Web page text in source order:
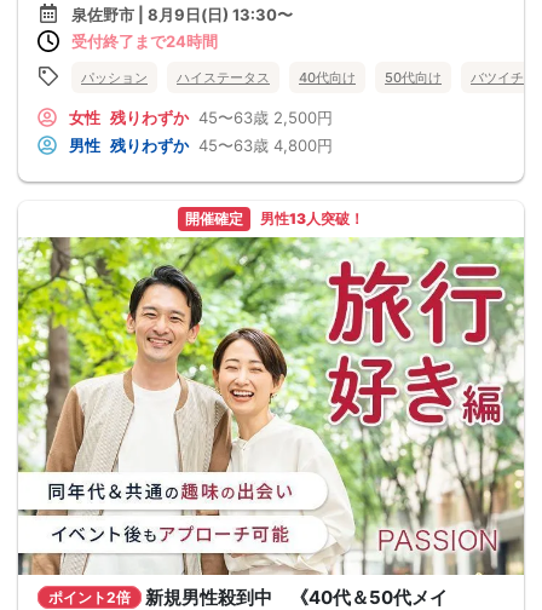
泉佐野市 | 8月9日(日) 13:30〜
受付終了まで24時間
パッション ハイステータス 40代向け 50代向け バツイチ・
女性 残りわずか 45〜63歳 2,500円
男性 残りわずか 45〜63歳 4,800円
開催確定 男性13人突破！
ポイント2倍
新規男性殺到中 《40代＆50代メイ